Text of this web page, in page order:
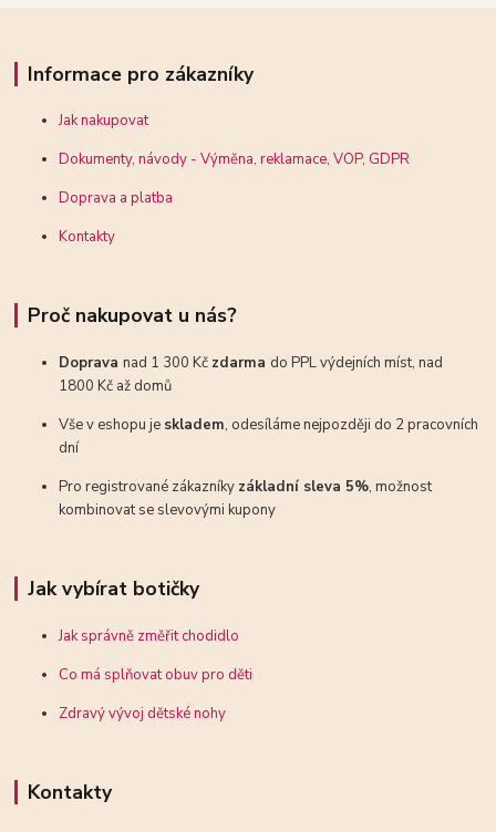
Informace pro zákazníky
Jak nakupovat
Dokumenty, návody - Výměna, reklamace, VOP, GDPR
Doprava a platba
Kontakty
Proč nakupovat u nás?
Dopravanad 1 300 Kč zdarma do PPL výdejních míst, nad
1800 Kč až domů
Vše v eshopu je skladem, odesíláme nejpozději do 2 pracovních
dní
Pro registrované zákazníky základní sleva 5%, možnost
kombinovat se slevovými kupony
Jak vybírat botičky
Jak správně změřit chodidlo
Co má splňovat obuv pro děti
Zdravý vývoj dětské nohy
Kontakty